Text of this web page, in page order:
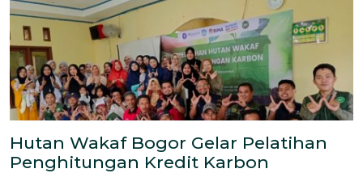
Hutan Wakaf Bogor Gelar Pelatihan
Penghitungan Kredit Karbon